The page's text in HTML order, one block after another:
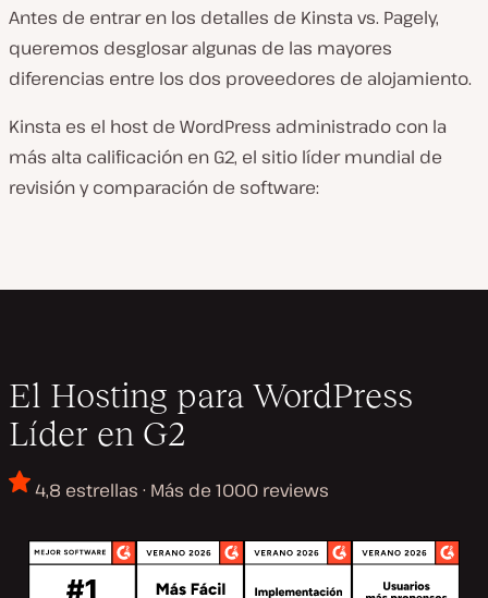
Antes de entrar en los detalles de Kinsta vs. Pagely,
queremos desglosar algunas de las mayores
diferencias entre los dos proveedores de alojamiento.
Kinsta es el host de WordPress administrado con la
más alta calificación en G2, el sitio líder mundial de
revisión y comparación de software:
El Hosting para WordPress
Líder en G2
4,8 estrellas · Más de 1000 reviews